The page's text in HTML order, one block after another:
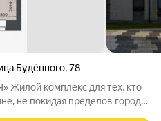
Будённого,78
комплекс для тех, кто
не покидая пределов города.